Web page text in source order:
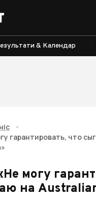
& Календар
•
гарантировать, что
могу
на